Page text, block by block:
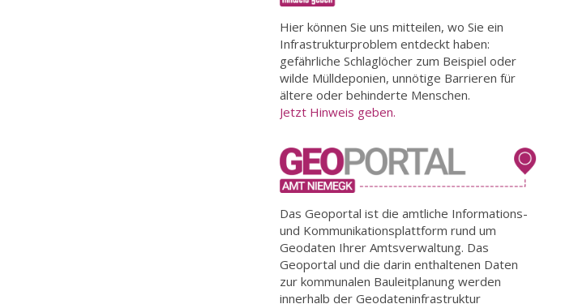
Hier können Sie uns mitteilen, wo Sie ein
Infrastrukturproblem entdeckt haben:
gefährliche Schlaglöcher zum Beispiel oder
wilde Mülldeponien, unnötige Barrieren für
ältere oder behinderte Menschen.
Jetzt Hinweis geben.
Das Geoportal ist die amtliche Informations-
und Kommunikationsplattform rund um
Geodaten Ihrer Amtsverwaltung. Das
Geoportal und die darin enthaltenen Daten
zur kommunalen Bauleitplanung werden
innerhalb der Geodateninfrastruktur